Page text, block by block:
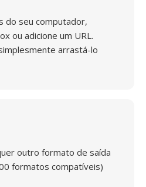
do seu computador,
ou adicione um URL.
arrastá-lo
outro formato de saída
formatos compatíveis)